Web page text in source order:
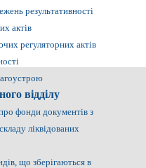
результативності
актів
регуляторних актів
відділу
фонди документів з
ліквідованих
що зберігаються в